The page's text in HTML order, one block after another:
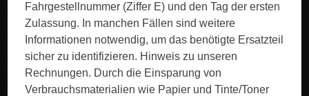
Fahrgestellnummer (Ziffer E) und den Tag der ersten
Zulassung. In manchen Fällen sind weitere
Informationen notwendig, um das benötigte Ersatzteil
sicher zu identifizieren. Hinweis zu unseren
Rechnungen. Durch die Einsparung von
Verbrauchsmaterialien wie Papier und Tinte/Toner